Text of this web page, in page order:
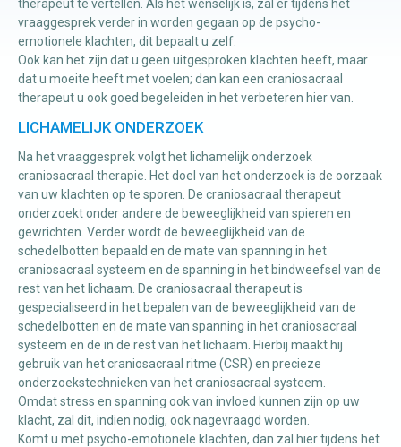
therapie
Craniosacraal
therapie
Fysiotherapie
therapeut te vertellen. Als het wenselijk is, zal er tijdens het
vraaggesprek verder in worden gegaan op de psycho-
emotionele klachten, dit bepaalt u zelf.
Ook kan het zijn dat u geen uitgesproken klachten heeft, maar
dat u moeite heeft met voelen; dan kan een craniosacraal
therapeut u ook goed begeleiden in het verbeteren hier van.
LICHAMELIJK ONDERZOEK
Na het vraaggesprek volgt het lichamelijk onderzoek
craniosacraal therapie. Het doel van het onderzoek is de oorzaak
van uw klachten op te sporen. De craniosacraal therapeut
onderzoekt onder andere de beweeglijkheid van spieren en
gewrichten. Verder wordt de beweeglijkheid van de
schedelbotten bepaald en de mate van spanning in het
craniosacraal systeem en de spanning in het bindweefsel van de
rest van het lichaam. De craniosacraal therapeut is
gespecialiseerd in het bepalen van de beweeglijkheid van de
schedelbotten en de mate van spanning in het craniosacraal
systeem en de in de rest van het lichaam. Hierbij maakt hij
gebruik van het craniosacraal ritme (CSR) en precieze
onderzoekstechnieken van het craniosacraal systeem.
Omdat stress en spanning ook van invloed kunnen zijn op uw
klacht, zal dit, indien nodig, ook nagevraagd worden.
Komt u met psycho-emotionele klachten, dan zal hier tijdens het